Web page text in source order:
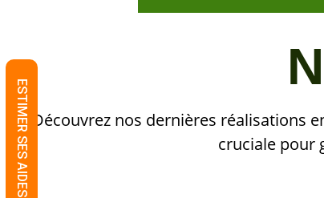
Découvrez nos dernières réalisations
cruciale pour
ESTIMER SES AIDES